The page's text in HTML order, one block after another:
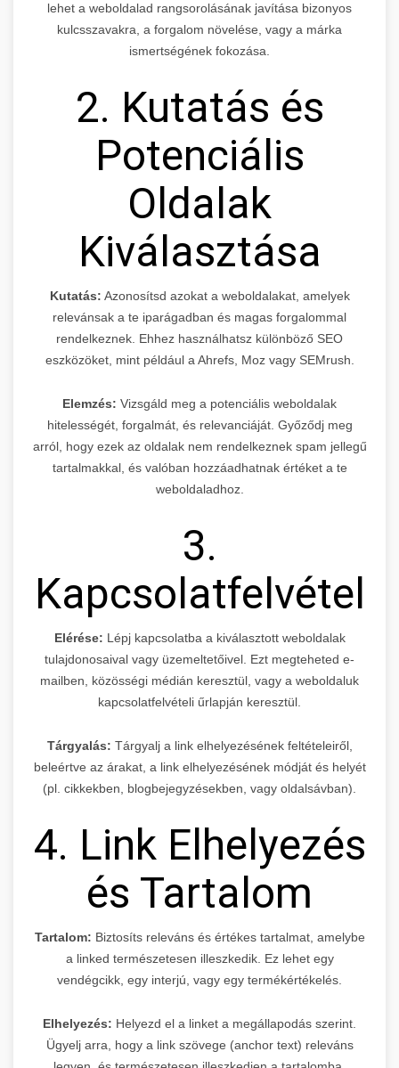
lehet a weboldalad rangsorolásának javítása bizonyos
kulcsszavakra, a forgalom növelése, vagy a márka
ismertségének fokozása.
2. Kutatás és
Potenciális
Oldalak
Kiválasztása
Kutatás: Azonosítsd azokat a weboldalakat, amelyek
relevánsak a te iparágadban és magas forgalommal
rendelkeznek. Ehhez használhatsz különböző SEO
eszközöket, mint például a Ahrefs, Moz vagy SEMrush.
Elemzés: Vizsgáld meg a potenciális weboldalak
hitelességét, forgalmát, és relevanciáját. Győződj meg
arról, hogy ezek az oldalak nem rendelkeznek spam jellegű
tartalmakkal, és valóban hozzáadhatnak értéket a te
weboldaladhoz.
3.
Kapcsolatfelvétel
Elérése: Lépj kapcsolatba a kiválasztott weboldalak
tulajdonosaival vagy üzemeltetőivel. Ezt megteheted e-
mailben, közösségi médián keresztül, vagy a weboldaluk
kapcsolatfelvételi űrlapján keresztül.
Tárgyalás: Tárgyalj a link elhelyezésének feltételeiről,
beleértve az árakat, a link elhelyezésének módját és helyét
(pl. cikkekben, blogbejegyzésekben, vagy oldalsávban).
4. Link Elhelyezés
és Tartalom
Tartalom: Biztosíts releváns és értékes tartalmat, amelybe
a linked természetesen illeszkedik. Ez lehet egy
vendégcikk, egy interjú, vagy egy termékértékelés.
Elhelyezés: Helyezd el a linket a megállapodás szerint.
Ügyelj arra, hogy a link szövege (anchor text) releváns